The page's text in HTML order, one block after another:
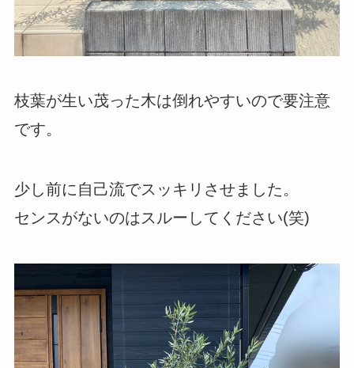
枝葉が生い茂った木は倒れやすいので要注意
です。
少し前に自己流でスッキリさせました。
センスがないのはスルーしてください(笑)